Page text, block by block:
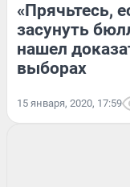
«Прячьтесь,
засунуть
нашел
выборах
15 января, 2020, 17:59